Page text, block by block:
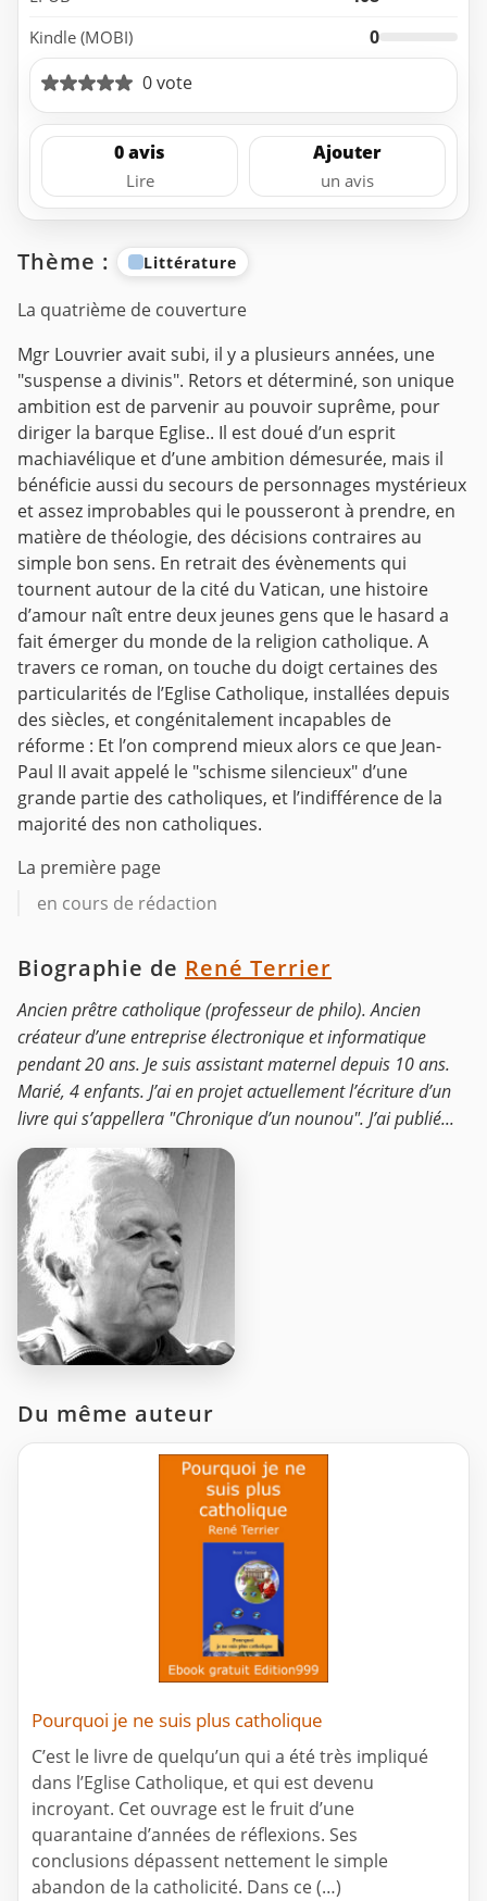
Kindle (MOBI)
0
0 vote
0 avis
Lire
Ajouter
un avis
Thème : Littérature
La quatrième de couverture
Mgr Louvrier avait subi, il y a plusieurs années, une
"suspense a divinis". Retors et déterminé, son unique
ambition est de parvenir au pouvoir suprême, pour
diriger la barque Eglise.. Il est doué d’un esprit
machiavélique et d’une ambition démesurée, mais il
bénéficie aussi du secours de personnages mystérieux
et assez improbables qui le pousseront à prendre, en
matière de théologie, des décisions contraires au
simple bon sens. En retrait des évènements qui
tournent autour de la cité du Vatican, une histoire
d’amour naît entre deux jeunes gens que le hasard a
fait émerger du monde de la religion catholique. A
travers ce roman, on touche du doigt certaines des
particularités de l’Eglise Catholique, installées depuis
des siècles, et congénitalement incapables de
réforme : Et l’on comprend mieux alors ce que Jean-
Paul II avait appelé le "schisme silencieux" d’une
grande partie des catholiques, et l’indifférence de la
majorité des non catholiques.
La première page
en cours de rédaction
Biographie de René Terrier
Ancien prêtre catholique (professeur de philo). Ancien
créateur d’une entreprise électronique et informatique
pendant 20 ans. Je suis assistant maternel depuis 10 ans.
Marié, 4 enfants. J’ai en projet actuellement l’écriture d’un
livre qui s’appellera "Chronique d’un nounou". J’ai publié...
Du même auteur
Pourquoi je ne suis plus catholique
C’est le livre de quelqu’un qui a été très impliqué
dans l’Eglise Catholique, et qui est devenu
incroyant. Cet ouvrage est le fruit d’une
quarantaine d’années de réflexions. Ses
conclusions dépassent nettement le simple
abandon de la catholicité. Dans ce (…)